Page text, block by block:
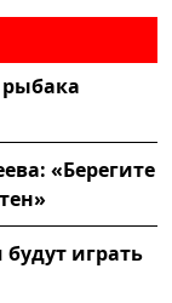
«Берегите
играть